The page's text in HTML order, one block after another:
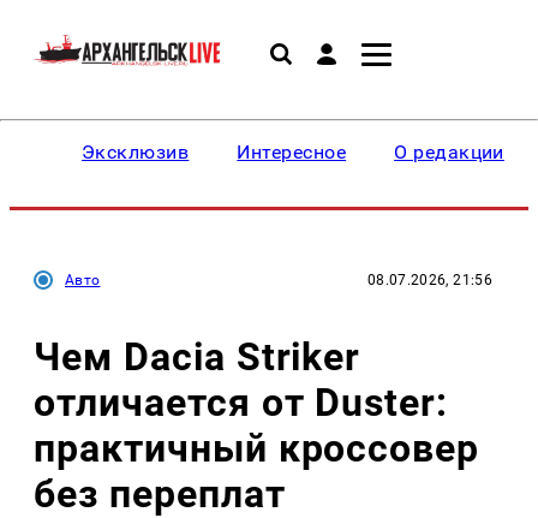
Эксклюзив Интересное О редакции
Авто 08.07.2026, 21:56
Чем Dacia Striker
отличается от Duster:
практичный кроссовер
без переплат